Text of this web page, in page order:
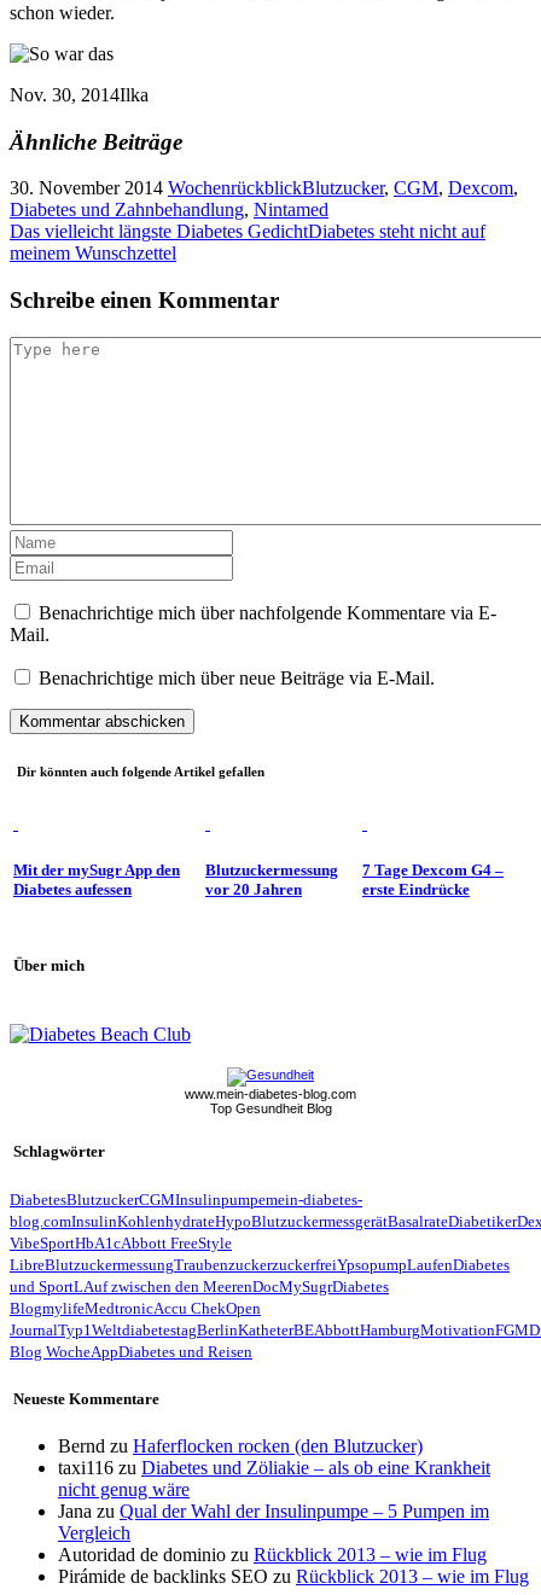
schon wieder.
Nov. 30, 2014Ilka
Ähnliche Beiträge
30. November 2014 WochenrückblickBlutzucker, CGM, Dexcom,
Diabetes und Zahnbehandlung, Nintamed
Das vielleicht längste Diabetes GedichtDiabetes steht nicht auf
meinem Wunschzettel
Schreibe einen Kommentar
Benachrichtige mich über nachfolgende Kommentare via E-
Mail.
Benachrichtige mich über neue Beiträge via E-Mail.
Dir könnten auch folgende Artikel gefallen
Mit der mySugr App den
Diabetes aufessen
Blutzuckermessung
vor 20 Jahren
7 Tage Dexcom G4 –
erste Eindrücke
Über mich
www.mein-diabetes-blog.com
Top Gesundheit Blog
Schlagwörter
DiabetesBlutzuckerCGMInsulinpumpemein-diabetes-
blog.comInsulinKohlenhydrateHypoBlutzuckermessgerätBasalrateDiabetiker
VibeSportHbA1cAbbott FreeStyle
LibreBlutzuckermessungTraubenzuckerzuckerfreiYpsopumpLaufenDiabetes
und SportLAuf zwischen den MeerenDocMySugrDiabetes
BlogmylifeMedtronicAccu ChekOpen
JournalTyp1WeltdiabetestagBerlinKatheterBEAbbottHamburgMotivationFGM
Blog WocheAppDiabetes und Reisen
Neueste Kommentare
Bernd zu Haferflocken rocken (den Blutzucker)
taxi116 zu Diabetes und Zöliakie – als ob eine Krankheit
nicht genug wäre
Jana zu Qual der Wahl der Insulinpumpe – 5 Pumpen im
Vergleich
Autoridad de dominio zu Rückblick 2013 – wie im Flug
Pirámide de backlinks SEO zu Rückblick 2013 – wie im Flug